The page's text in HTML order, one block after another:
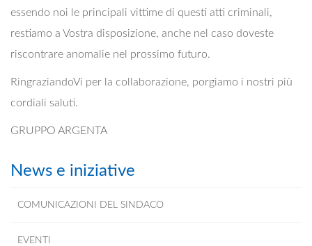
essendo noi le principali vittime di questi atti criminali,
restiamo a Vostra disposizione, anche nel caso doveste
riscontrare anomalie nel prossimo futuro.
RingraziandoVi per la collaborazione, porgiamo i nostri più
cordiali saluti.
GRUPPO ARGENTA
News e iniziative
COMUNICAZIONI DEL SINDACO
EVENTI